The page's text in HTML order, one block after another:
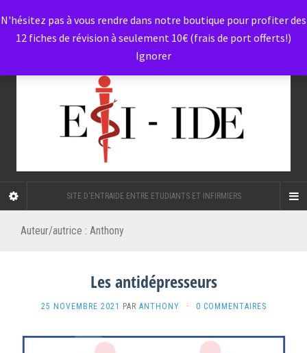
SITE D'ENTRAIDE ENTRE ETUDIANTS ET INFIRMIERS
Auteur/autrice : Anthony
Les antidépresseurs
25 NOVEMBRE 2021 PAR ANTHONY · 0 COMMENTAIRES
N'hésitez pas à vous rendre dans notre boutique pour profiter des
12 fiches de révision à seulement 10€ (frais de port offerts!)
Ignorer